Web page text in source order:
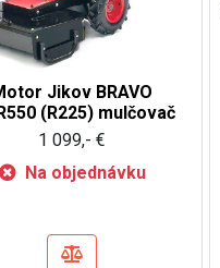
Jikov BRAVO
(R225) mulčovač
1 099,- €
Na objednávku